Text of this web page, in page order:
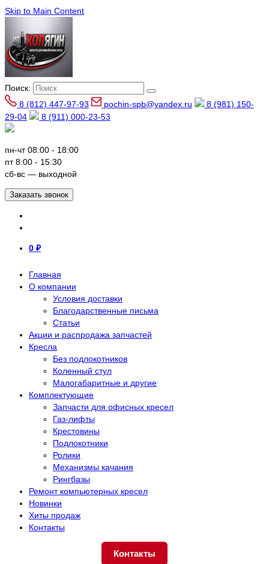
Skip to Main Content
Поиск:
8 (812) 447-97-93
pochin-spb@yandex.ru
8 (981) 150-
29-04
8 (911) 000-23-53
пн-чт 08:00 - 18:00
пт 8:00 - 15:30
сб-вс — выходной
Заказать звонок
0 ₽
Главная
О компании
Условия доставки
Благодарственные письма
Статьи
Акции и распродажа запчастей
Кресла
Без подлокотников
Коленный стул
Малогабаритные и другие
Комплектующие
Запчасти для офисных кресел
Газ-лифты
Крестовины
Подлокотники
Ролики
Механизмы качания
Рингбазы
Ремонт компьютерных кресел
Новинки
Хиты продаж
Контакты
Контакты